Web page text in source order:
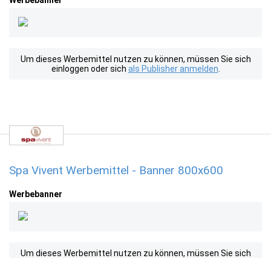
Um dieses Werbemittel nutzen zu können, müssen Sie sich
einloggen oder sich als Publisher anmelden
Spa Vivent Werbemittel - Banner 800x600
Werbebanner
Um dieses Werbemittel nutzen zu können, müssen Sie sich